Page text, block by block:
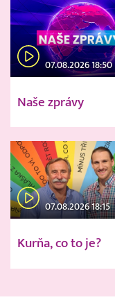
07.08.2026 18:50
Naše zprávy
07.08.2026 18:15
Kurňa, co to je?